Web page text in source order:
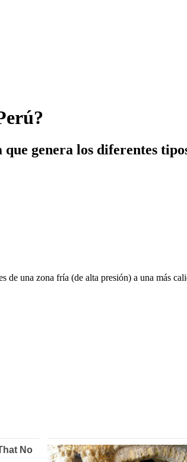
genera los diferentes
una zona fría (de alta presión) a una más